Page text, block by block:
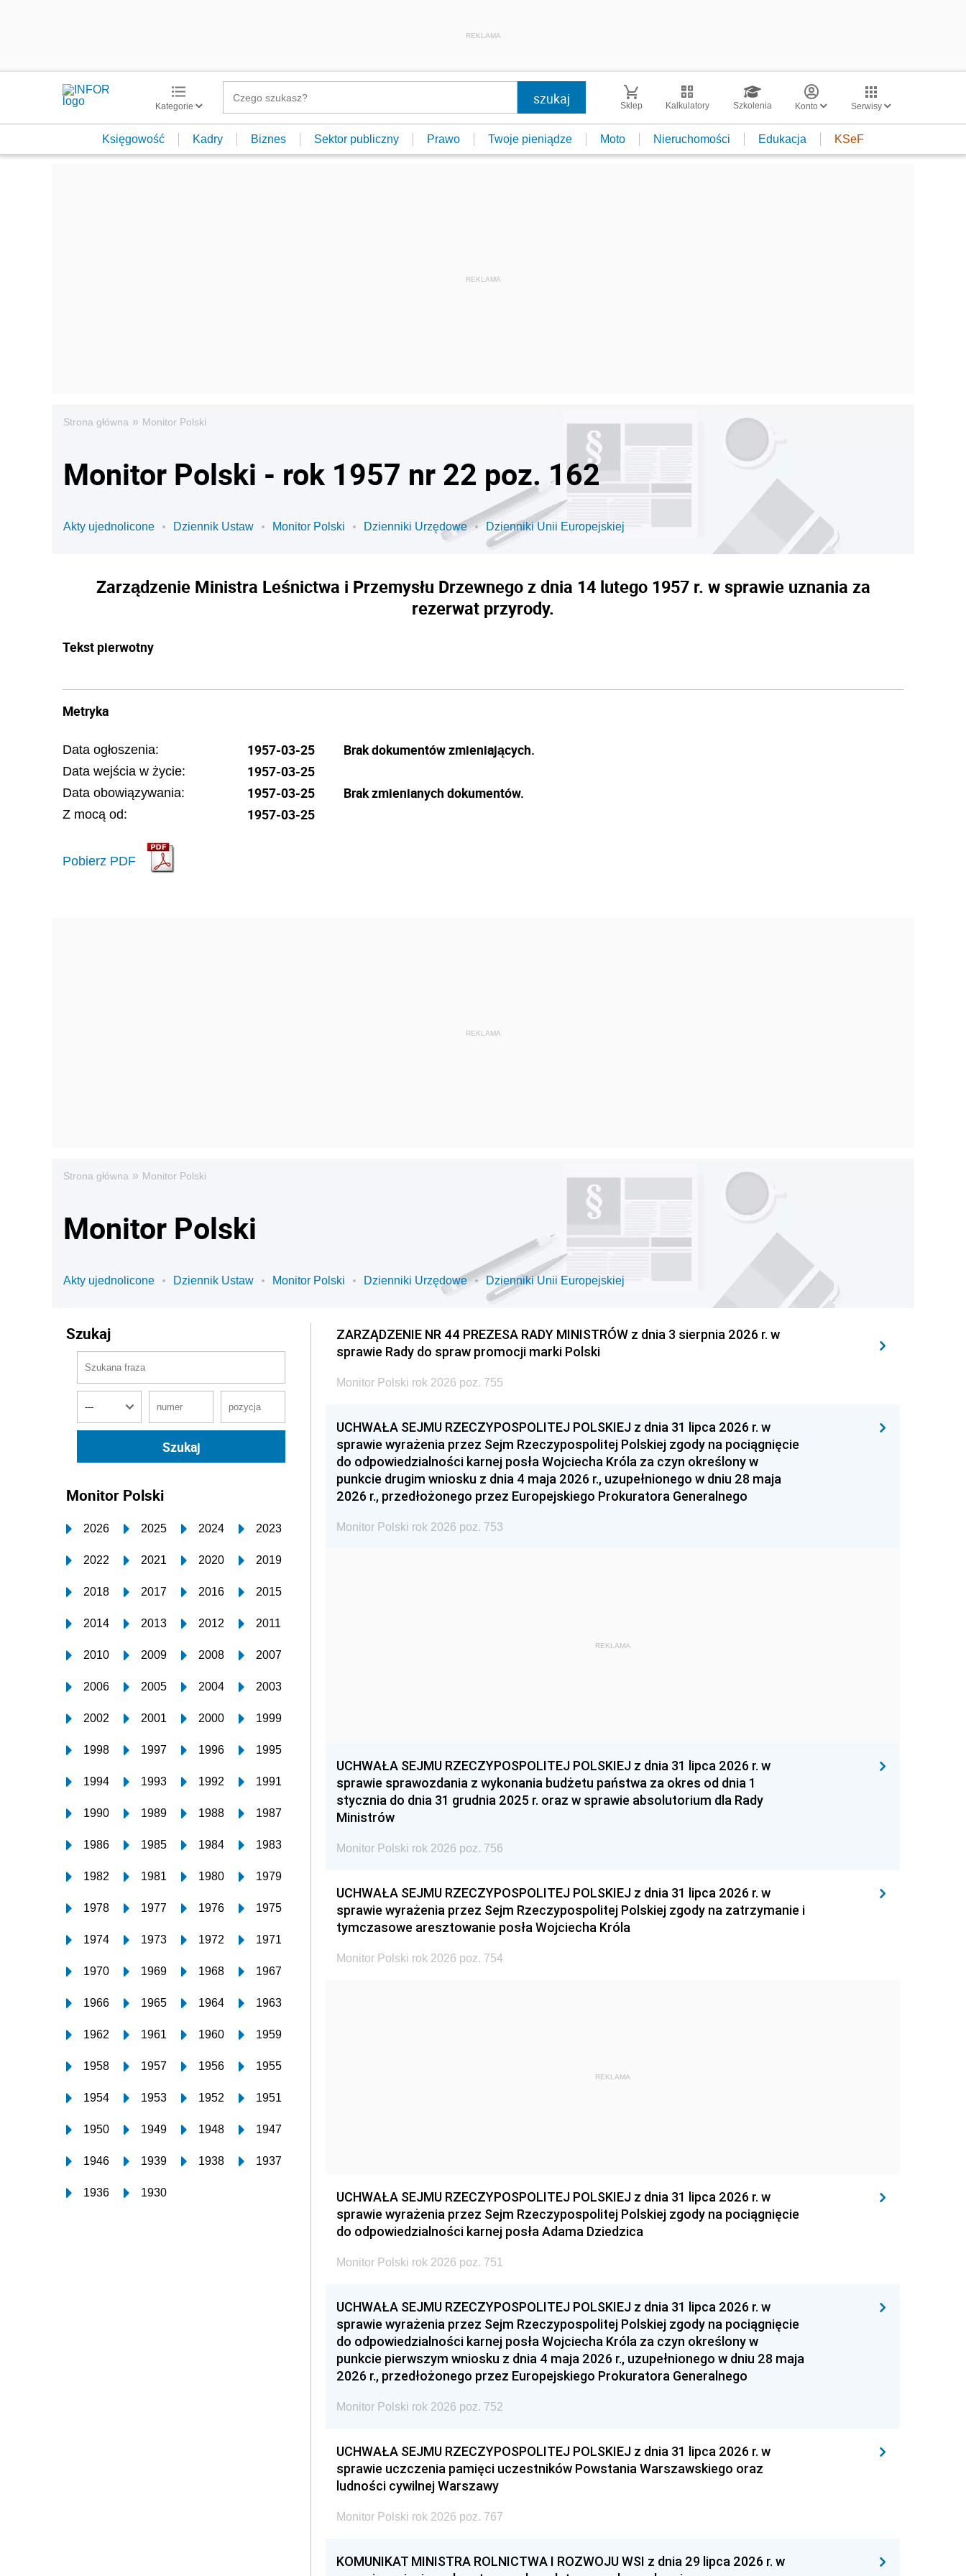
REKLAMA
Kategorie Sklep Kalkulatory Szkolenia Konto Serwisy
Księgowość Kadry Biznes Sektor publiczny Prawo Twoje pieniądze Moto Nieruchomości Edukacja KSeF
Strona główna » Monitor Polski
Monitor Polski - rok 1957 nr 22 poz. 162
Akty ujednolicone Dziennik Ustaw Monitor Polski Dzienniki Urzędowe Dzienniki Unii Europejskiej
Zarządzenie Ministra Leśnictwa i Przemysłu Drzewnego z dnia 14 lutego 1957 r. w sprawie uznania za
rezerwat przyrody.
Tekst pierwotny
Metryka
Data ogłoszenia: 1957-03-25
Data wejścia w życie: 1957-03-25
Data obowiązywania: 1957-03-25
Z mocą od: 1957-03-25
Pobierz PDF
Brak dokumentów zmieniających.
Brak zmienianych dokumentów.
Strona główna » Monitor Polski
Monitor Polski
Akty ujednolicone Dziennik Ustaw Monitor Polski Dzienniki Urzędowe Dzienniki Unii Europejskiej
Szukaj
Monitor Polski
2026 2025 2024 2023
2022 2021 2020 2019
2018 2017 2016 2015
2014 2013 2012 2011
2010 2009 2008 2007
2006 2005 2004 2003
2002 2001 2000 1999
1998 1997 1996 1995
1994 1993 1992 1991
1990 1989 1988 1987
1986 1985 1984 1983
1982 1981 1980 1979
1978 1977 1976 1975
1974 1973 1972 1971
1970 1969 1968 1967
1966 1965 1964 1963
1962 1961 1960 1959
1958 1957 1956 1955
1954 1953 1952 1951
1950 1949 1948 1947
1946 1939 1938 1937
1936 1930
ZARZĄDZENIE NR 44 PREZESA RADY MINISTRÓW z dnia 3 sierpnia 2026 r. w
sprawie Rady do spraw promocji marki Polski
Monitor Polski rok 2026 poz. 755
UCHWAŁA SEJMU RZECZYPOSPOLITEJ POLSKIEJ z dnia 31 lipca 2026 r. w
sprawie wyrażenia przez Sejm Rzeczypospolitej Polskiej zgody na pociągnięcie
do odpowiedzialności karnej posła Wojciecha Króla za czyn określony w
punkcie drugim wniosku z dnia 4 maja 2026 r., uzupełnionego w dniu 28 maja
2026 r., przedłożonego przez Europejskiego Prokuratora Generalnego
Monitor Polski rok 2026 poz. 753
REKLAMA
UCHWAŁA SEJMU RZECZYPOSPOLITEJ POLSKIEJ z dnia 31 lipca 2026 r. w
sprawie sprawozdania z wykonania budżetu państwa za okres od dnia 1
stycznia do dnia 31 grudnia 2025 r. oraz w sprawie absolutorium dla Rady
Ministrów
Monitor Polski rok 2026 poz. 756
UCHWAŁA SEJMU RZECZYPOSPOLITEJ POLSKIEJ z dnia 31 lipca 2026 r. w
sprawie wyrażenia przez Sejm Rzeczypospolitej Polskiej zgody na zatrzymanie i
tymczasowe aresztowanie posła Wojciecha Króla
Monitor Polski rok 2026 poz. 754
REKLAMA
UCHWAŁA SEJMU RZECZYPOSPOLITEJ POLSKIEJ z dnia 31 lipca 2026 r. w
sprawie wyrażenia przez Sejm Rzeczypospolitej Polskiej zgody na pociągnięcie
do odpowiedzialności karnej posła Adama Dziedzica
Monitor Polski rok 2026 poz. 751
UCHWAŁA SEJMU RZECZYPOSPOLITEJ POLSKIEJ z dnia 31 lipca 2026 r. w
sprawie wyrażenia przez Sejm Rzeczypospolitej Polskiej zgody na pociągnięcie
do odpowiedzialności karnej posła Wojciecha Króla za czyn określony w
punkcie pierwszym wniosku z dnia 4 maja 2026 r., uzupełnionego w dniu 28 maja
2026 r., przedłożonego przez Europejskiego Prokuratora Generalnego
Monitor Polski rok 2026 poz. 752
UCHWAŁA SEJMU RZECZYPOSPOLITEJ POLSKIEJ z dnia 31 lipca 2026 r. w
sprawie uczczenia pamięci uczestników Powstania Warszawskiego oraz
ludności cywilnej Warszawy
Monitor Polski rok 2026 poz. 767
KOMUNIKAT MINISTRA ROLNICTWA I ROZWOJU WSI z dnia 29 lipca 2026 r. w